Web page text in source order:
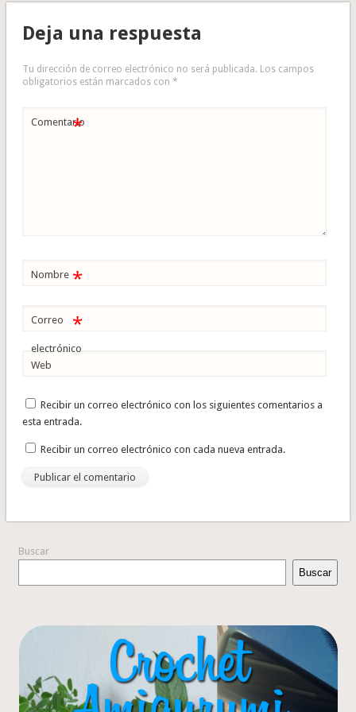
Deja una respuesta
Tu dirección de correo electrónico no será publicada. Los campos
obligatorios están marcados con *
Comentario
*
Nombre *
Correo
electrónico
*
Web
Recibir un correo electrónico con los siguientes comentarios a
esta entrada.
Recibir un correo electrónico con cada nueva entrada.
Buscar
Buscar